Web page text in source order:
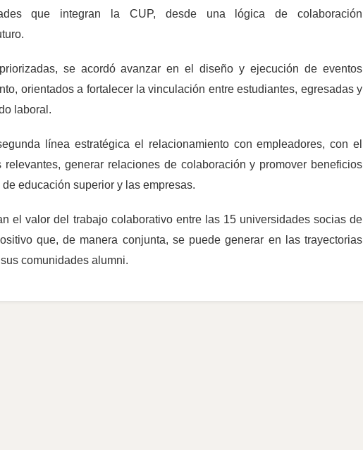
que integran la CUP, desde una lógica de colaboración
se acordó avanzar en el diseño y ejecución de eventos
orientados a fortalecer la vinculación entre estudiantes, egresadas y
laboral.
línea estratégica el relacionamiento con empleadores, con el
generar relaciones de colaboración y promover beneficios
educación superior y las empresas.
el valor del trabajo colaborativo entre las 15 universidades socias de
que, de manera conjunta, se puede generar en las trayectorias
comunidades alumni.